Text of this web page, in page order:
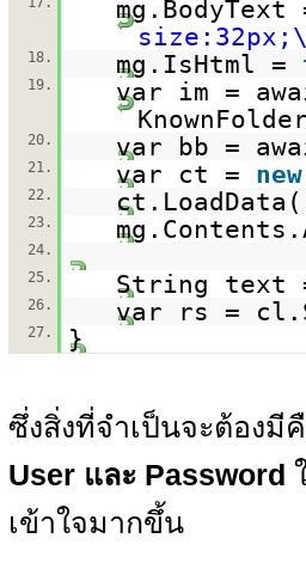
18. mg.IsHtml =
19.
var im =
20. var bb =
21. var ct = new
22. ct.LoadData(
23.
24.
25.
String text
26. var rs =
27. }
ซึ่งสิ่งที่จำเป็นจะต้องมี
User และ Password
เข้าใจมากขึ้น